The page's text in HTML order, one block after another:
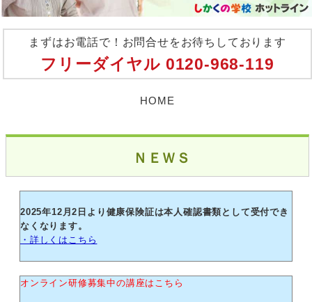
まずはお電話で！お問合せをお待ちしております
フリーダイヤル 0120-968-119
HOME
ＮＥＷＳ
2025年12月2日より健康保険証は本人確認書類として受付でき
なくなります。
・詳しくはこちら
オンライン研修募集中の講座はこちら